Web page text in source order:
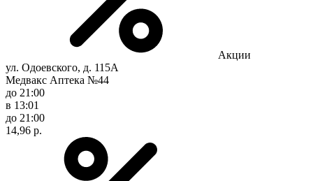
Акции
ул. Одоевского, д. 115А
Медвакс Аптека №44
до 21:00
в 13:01
до 21:00
14,96 р.